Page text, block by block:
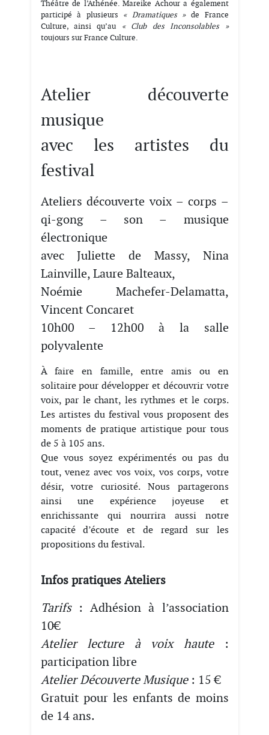
Théâtre de l’Athénée. Mareike Achour a également
participé à plusieurs « Dramatiques »de France
Culture, ainsi qu’au « Club des Inconsolables »
toujours sur France Culture.
Atelier découverte
musique
avec les artistes du
festival
Ateliers découverte voix – corps –
qi-gong – son – musique
électronique
avec Juliette de Massy, Nina
Lainville, Laure Balteaux,
Noémie Machefer-Delamatta,
Vincent Concaret
10h00 – 12h00 à la salle
polyvalente
À faire en famille, entre amis ou en
solitaire pour développer et découvrir votre
voix, par le chant, les rythmes et le corps.
Les artistes du festival vous proposent des
moments de pratique artistique pour tous
de 5 à 105 ans.
Que vous soyez expérimentés ou pas du
tout, venez avec vos voix, vos corps, votre
désir, votre curiosité. Nous partagerons
ainsi une expérience joyeuse et
enrichissante qui nourrira aussi notre
capacité d’écoute et de regard sur les
propositions du festival.
Infos pratiques Ateliers
Tarifs: Adhésion à l’association
10€
Atelier lecture à voix haute :
participation libre
Atelier Découverte Musique: 15 €
Gratuit pour les enfants de moins
de 14 ans.